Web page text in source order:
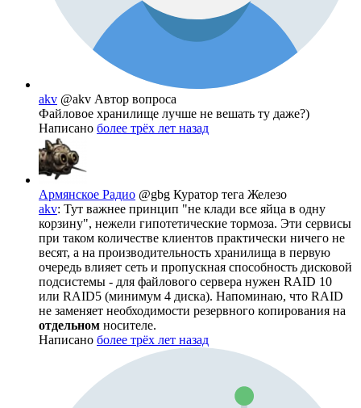
akv @akv Автор вопроса
Файловое хранилище лучше не вешать ту даже?)
Написано более трёх лет назад
Армянское Радио @gbg Куратор тега Железо
akv: Тут важнее принцип "не клади все яйца в одну
корзину", нежели гипотетические тормоза. Эти сервисы
при таком количестве клиентов практически ничего не
весят, а на производительность хранилища в первую
очередь влияет сеть и пропускная способность дисковой
подсистемы - для файлового сервера нужен RAID 10
или RAID5 (минимум 4 диска). Напоминаю, что RAID
не заменяет необходимости резервного копирования на
отдельном носителе.
Написано более трёх лет назад